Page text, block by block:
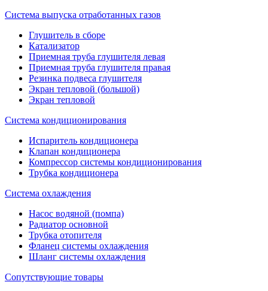
Система выпуска отработанных газов
Глушитель в сборе
Катализатор
Приемная труба глушителя левая
Приемная труба глушителя правая
Резинка подвеса глушителя
Экран тепловой (большой)
Экран тепловой
Система кондиционирования
Испаритель кондиционера
Клапан кондиционера
Компрессор системы кондиционирования
Трубка кондиционера
Система охлаждения
Насос водяной (помпа)
Радиатор основной
Трубка отопителя
Фланец системы охлаждения
Шланг системы охлаждения
Сопутствующие товары